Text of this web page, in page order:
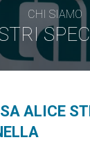
CHI SIAMO
ALICE